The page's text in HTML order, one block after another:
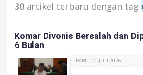
30 artikel terbaru dengan tag
Komar Divonis Bersalah dan
6 Bulan
RABU, 01 JULI 2026